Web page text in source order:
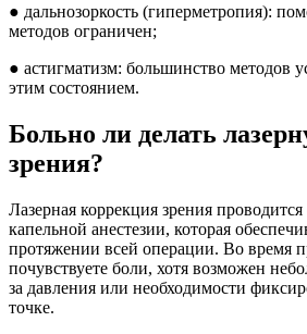
● дальнозоркость (гиперметропия):
методов ограничен;
● астигматизм: большинство методов
этим состоянием.
Больно ли делать
зрения?
Лазерная коррекция зрения
капельной анестезии, которая
протяжении всей операции. Во время
почувствуете боли, хотя возможен
за давления или необходимости
точке.